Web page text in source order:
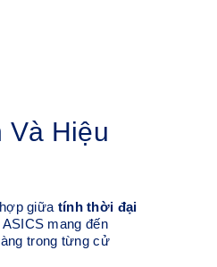
Và Hiệu
giữa tính thời đại
mang đến
trong từng cử